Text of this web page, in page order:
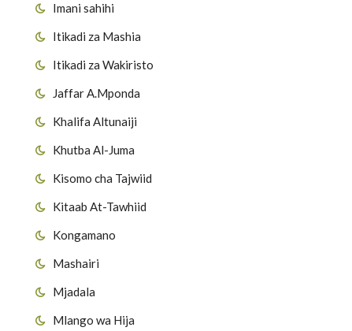
Imani sahihi
Itikadi za Mashia
Itikadi za Wakiristo
Jaffar A.Mponda
Khalifa Altunaiji
Khutba Al-Juma
Kisomo cha Tajwiid
Kitaab At-Tawhiid
Kongamano
Mashairi
Mjadala
Mlango wa Hija